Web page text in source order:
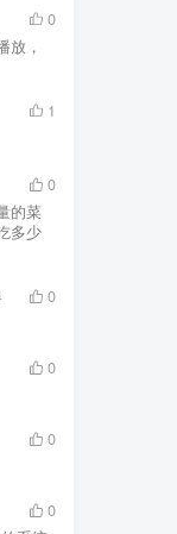
0
放，
1
0
的菜
多少
0
0
0
0